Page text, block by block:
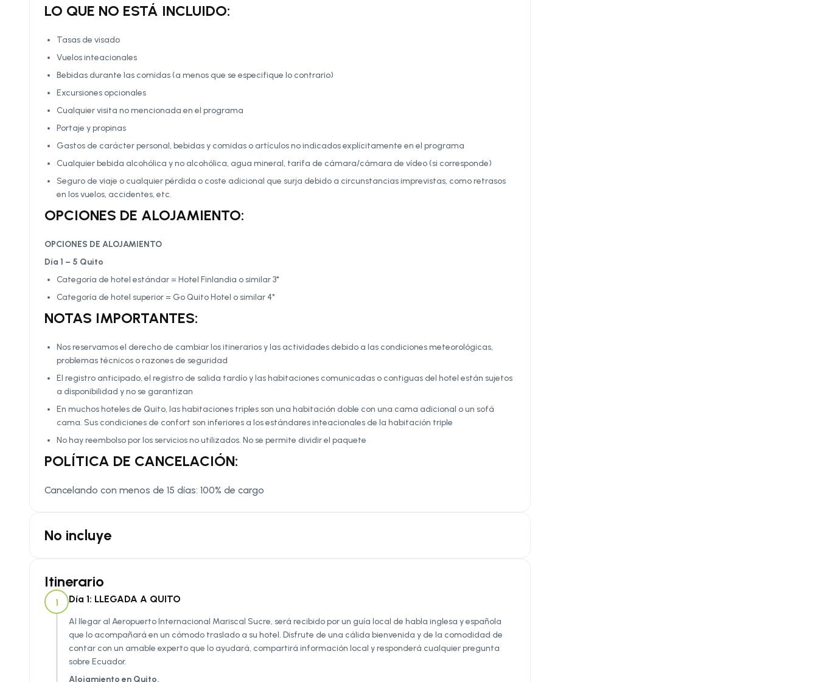
LO QUE NO ESTÁ INCLUIDO:
Tasas de visado
Vuelos inteacionales
Bebidas durante las comidas (a menos que se especifique lo contrario)
Excursiones opcionales
Cualquier visita no mencionada en el programa
Portaje y propinas
Gastos de carácter personal, bebidas y comidas o artículos no indicados explícitamente en el programa
Cualquier bebida alcohólica y no alcohólica, agua mineral, tarifa de cámara/cámara de vídeo (si corresponde)
Seguro de viaje o cualquier pérdida o coste adicional que surja debido a circunstancias imprevistas, como retrasos
en los vuelos, accidentes, etc.
OPCIONES DE ALOJAMIENTO:
OPCIONES DE ALOJAMIENTO
Día 1 – 5 Quito
Categoría de hotel estándar = Hotel Finlandia o similar 3*
Categoría de hotel superior = Go Quito Hotel o similar 4*
NOTAS IMPORTANTES:
Nos reservamos el derecho de cambiar los itinerarios y las actividades debido a las condiciones meteorológicas,
problemas técnicos o razones de seguridad
El registro anticipado, el registro de salida tardío y las habitaciones comunicadas o contiguas del hotel están sujetos
a disponibilidad y no se garantizan
En muchos hoteles de Quito, las habitaciones triples son una habitación doble con una cama adicional o un sofá
cama. Sus condiciones de confort son inferiores a los estándares inteacionales de la habitación triple
No hay reembolso por los servicios no utilizados. No se permite dividir el paquete
POLÍTICA DE CANCELACIÓN:
Cancelando con menos de 15 días: 100% de cargo
No incluye
Itinerario
1 Día 1: LLEGADA A QUITO
Al llegar al Aeropuerto Internacional Mariscal Sucre, será recibido por un guía local de habla inglesa y española
que lo acompañará en un cómodo traslado a su hotel. Disfrute de una cálida bienvenida y de la comodidad de
contar con un amable experto que lo ayudará, compartirá información local y responderá cualquier pregunta
sobre Ecuador.
Alojamiento en Quito.